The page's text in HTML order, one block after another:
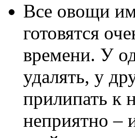
Все овощи
готовятся
времени. У
удалять, у
прилипать к
неприятно –